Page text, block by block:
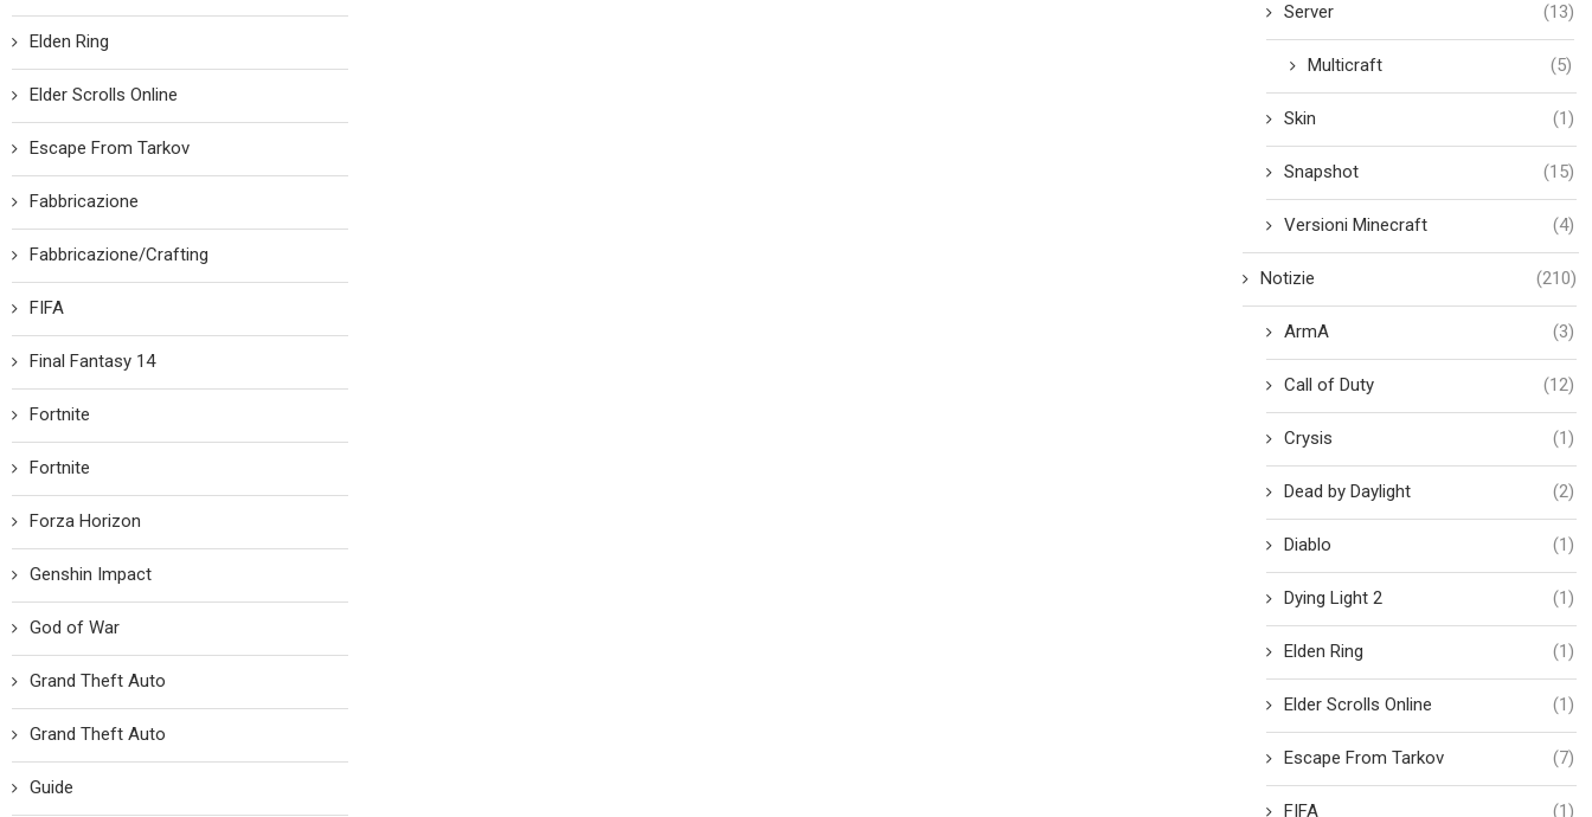
Server (13)
Multicraft (5)
Skin (1)
Snapshot (15)
Versioni Minecraft (4)
Notizie (210)
ArmA (3)
Call of Duty (12)
Crysis (1)
Dead by Daylight (2)
Diablo (1)
Dying Light 2 (1)
Elden Ring (1)
Elder Scrolls Online (1)
Escape From Tarkov (7)
FIFA (1)
Elden Ring
Elder Scrolls Online
Escape From Tarkov
Fabbricazione
Fabbricazione/Crafting
FIFA
Final Fantasy 14
Fortnite
Fortnite
Forza Horizon
Genshin Impact
God of War
Grand Theft Auto
Grand Theft Auto
Guide